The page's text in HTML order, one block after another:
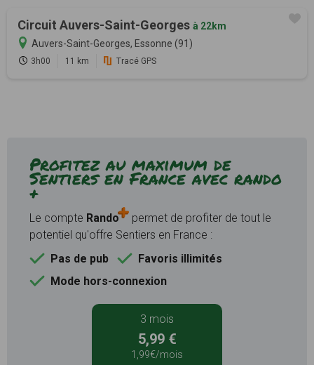
Circuit Auvers-Saint-Georges à 22km
Auvers-Saint-Georges, Essonne (91)
3h00 11 km Tracé GPS
Profitez au maximum de
Sentiers en France avec rando
+
Le compte Rando
permet de profiter de tout le
potentiel qu'offre Sentiers en France :
Pas de pub
Favoris illimités
Mode hors-connexion
3 mois
5,99 €
1,99€/mois